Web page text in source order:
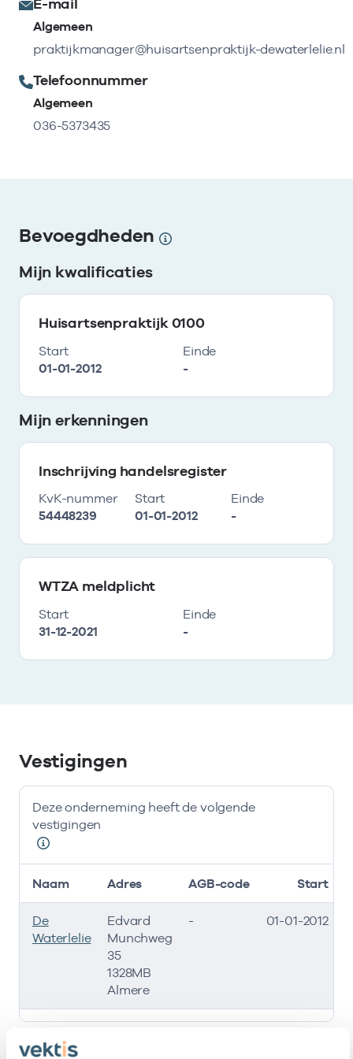
E-mail
Algemeen
praktijkmanager@huisartsenpraktijk-dewaterlelie.nl
Telefoonnummer
Algemeen
036-5373435
Bevoegdheden
Mijn kwalificaties
Huisartsenpraktijk 0100
Start
01-01-2012
Einde
-
Mijn erkenningen
Inschrijving handelsregister
KvK-nummer
54448239
Start
01-01-2012
Einde
-
WTZA meldplicht
Start
31-12-2021
Einde
-
Vestigingen
Deze onderneming heeft de volgende
vestigingen
Deze onderneming heeft de volgende vestigingen
Naam Adres AGB-code Start
De
Waterlelie
Edvard
Munchweg
35
1328MB
Almere
- 01-01-2012
Zorgverleners